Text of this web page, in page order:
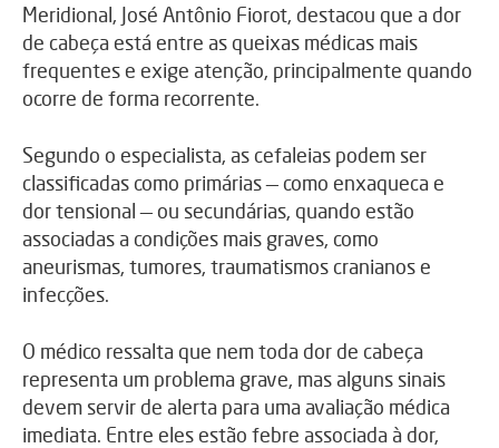
Meridional, José Antônio Fiorot, destacou que a dor
de cabeça está entre as queixas médicas mais
frequentes e exige atenção, principalmente quando
ocorre de forma recorrente.
Segundo o especialista, as cefaleias podem ser
classificadas como primárias — como enxaqueca e
dor tensional — ou secundárias, quando estão
associadas a condições mais graves, como
aneurismas, tumores, traumatismos cranianos e
infecções.
O médico ressalta que nem toda dor de cabeça
representa um problema grave, mas alguns sinais
devem servir de alerta para uma avaliação médica
imediata. Entre eles estão febre associada à dor,